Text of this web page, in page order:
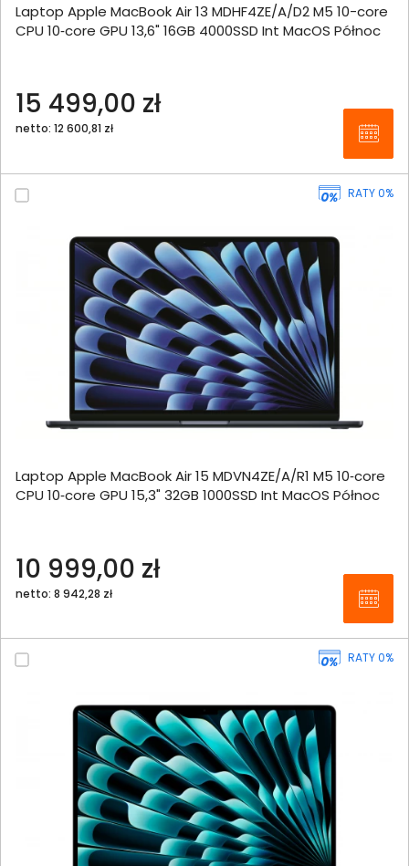
Laptop Apple MacBook Air 13 MDHF4ZE/A/D2 M5 10-core
CPU 10‑core GPU 13,6" 16GB 4000SSD Int MacOS Północ
15 499,00 zł
netto: 12 600,81 zł
RATY 0%
Laptop Apple MacBook Air 15 MDVN4ZE/A/R1 M5 10‑core
CPU 10‑core GPU 15,3" 32GB 1000SSD Int MacOS Północ
10 999,00 zł
netto: 8 942,28 zł
RATY 0%